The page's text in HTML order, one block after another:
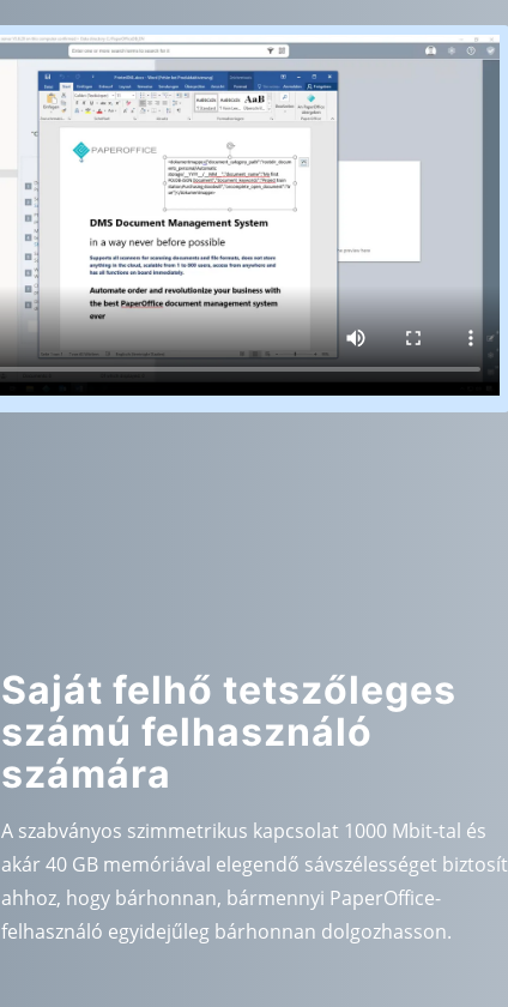
Saját felhő tetszőleges
számú felhasználó
számára
A szabványos szimmetrikus kapcsolat 1000 Mbit-tal és
akár 40 GB memóriával elegendő sávszélességet biztosít
ahhoz, hogy bárhonnan, bármennyi PaperOffice-
felhasználó egyidejűleg bárhonnan dolgozhasson.